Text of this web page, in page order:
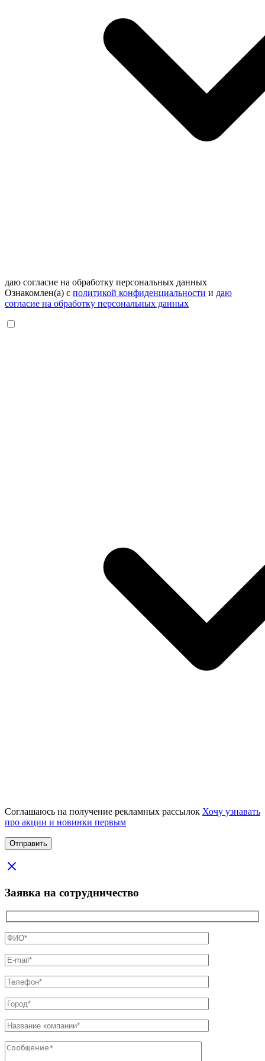
даю согласие на обработку персональных данных
Ознакомлен(а) с политикой конфиденциальности и даю
согласие на обработку персональных данных
Соглашаюсь на получение рекламных рассылок Хочу узнавать
про акции и новинки первым
Заявка на сотрудничество